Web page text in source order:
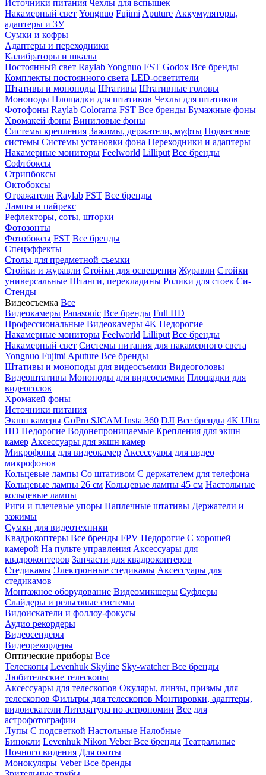
Источники питания Чехлы для вспышек
Накамерный свет Yongnuo Fujimi Aputure Аккумуляторы,
адаптеры и ЗУ
Сумки и кофры
Адаптеры и переходники
Калибраторы и шкалы
Постоянный свет RaylabYongnuo FST Godox Все бренды
Комплекты постоянного света LED-осветители
Штативы и моноподы Штативы Штативные головы
Моноподы Площадки для штативов Чехлы для штативов
Фотофоны Raylab Colorama FST Все бренды Бумажные фоны
Хромакей фоны Виниловые фоны
Системы крепления Зажимы, держатели, муфты Подвесные
системы Системы установки фона Переходники и адаптеры
Накамерные мониторы Feelworld Lilliput Все бренды
Софтбоксы
Стрипбоксы
Октобоксы
Отражатели Raylab FST Все бренды
Лампы и пайрекс
Рефлекторы, соты, шторки
Фотозонты
Фотобоксы FST Все бренды
Спецэффекты
Столы для предметной съемки
Стойки и журавли Стойки для освещения Журавли Стойки
универсальные Штанги, перекладины Ролики для стоек Си-
Стенды
Видеосъемка Все
Видеокамеры Panasonic Все бренды Full HD
Профессиональные Видеокамеры 4K Недорогие
Накамерные мониторы Feelworld Lilliput Все бренды
Накамерный свет Системы питания для накамерного света
Yongnuo Fujimi Aputure Все бренды
Штативы и моноподы для видеосъемки Видеоголовы
Видеоштативы Моноподы для видеосъемки Площадки для
видеоголов
Хромакей фоны
Источники питания
Экшн камеры GoPro SJCAM Insta 360 DJI Все бренды 4K Ultra
HD Недорогие Водонепроницаемые Крепления для экшн
камер Аксессуары для экшн камер
Микрофоны для видеокамер Аксессуары для видео
микрофонов
Кольцевые лампы Со штативом C держателем для телефона
Кольцевые лампы 26 см Кольцевые лампы 45 см Настольные
кольцевые лампы
Риги и плечевые упоры Наплечные штативы Держатели и
зажимы
Сумки для видеотехники
Квадрокоптеры Все бренды FPV Недорогие С хорошей
камерой На пульте управления Аксессуары для
квадрокоптеров Запчасти для квадрокоптеров
Стедикамы Электронные стедикамы Аксессуары для
стедикамов
Монтажное оборудование Видеомикшеры Суфлеры
Слайдеры и рельсовые системы
Видоискатели и фоллоу-фокусы
Аудио рекордеры
Видеосендеры
Видеорекордеры
Оптические приборы Все
Телескопы Levenhuk Skyline Sky-watcherВсе бренды
Любительские телескопы
Аксессуары для телескопов Окуляры, линзы, призмы для
телескопов Фильтры для телескопов Монтировки, адаптеры,
видоискатели Литература по астрономии Все для
астрофотографии
Лупы С подсветкой Настольные Налобные
Бинокли Levenhuk Nikon VeberВсе бренды Театральные
Ночного видения Для охоты
Монокуляры Veber Все бренды